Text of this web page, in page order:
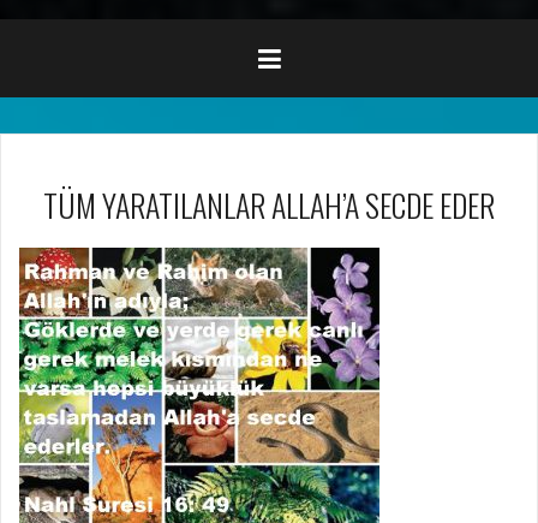
TÜM YARATILANLAR ALLAH’A SECDE EDER